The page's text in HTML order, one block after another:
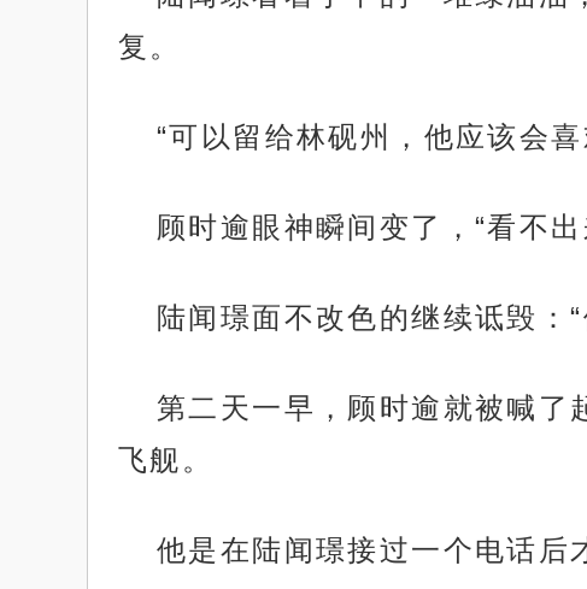
复。
“可以留给林砚州，他应该会喜
顾时逾眼神瞬间变了，“看不
陆闻璟面不改色的继续诋毁：
第二天一早，顾时逾就被喊了
飞舰。
他是在陆闻璟接过一个电话后